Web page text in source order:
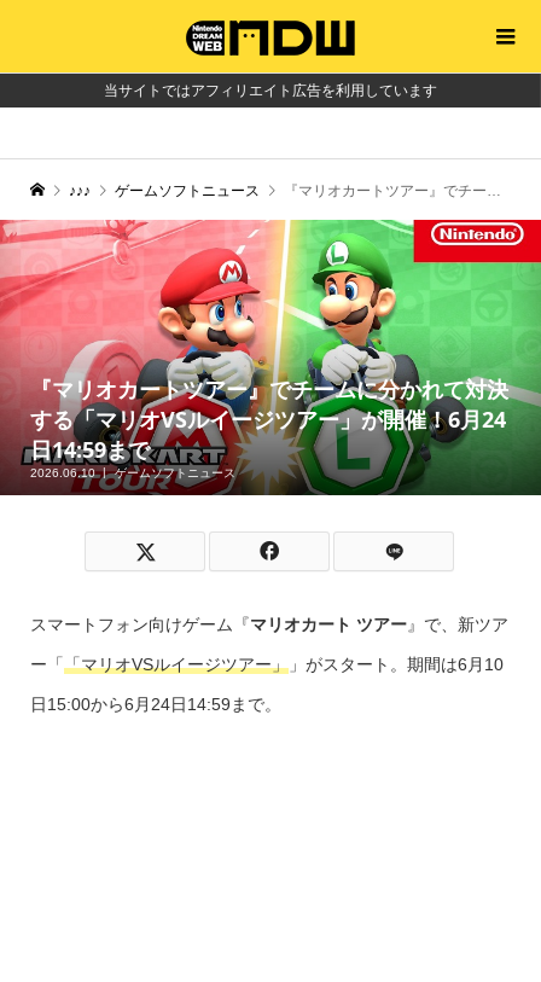
当サイトではアフィリエイト広告を利用しています
♪♪♪ ゲームソフトニュース 『マリオカートツアー』でチームに分かれて対決する「マリオVSルイージツアー」が開催！6月24日14:59まで
『マリオカートツアー』でチームに分かれて対決
する「マリオVSルイージツアー」が開催！6月24
日14:59まで
2026.06.10 ゲームソフトニュース
スマートフォン向けゲーム『マリオカート ツアー』 で、新ツア
ー「「マリオVSルイージツアー」」がスタート。期間は6月10
日15:00から6月24日14:59まで。